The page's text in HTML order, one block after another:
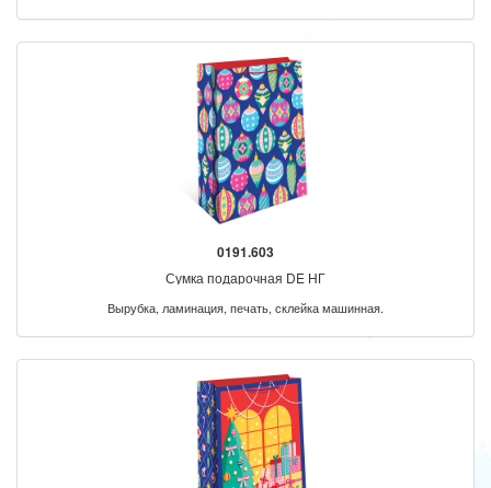
0191.603
Сумка подарочная DE НГ
Вырубка, ламинация, печать, склейка машинная.